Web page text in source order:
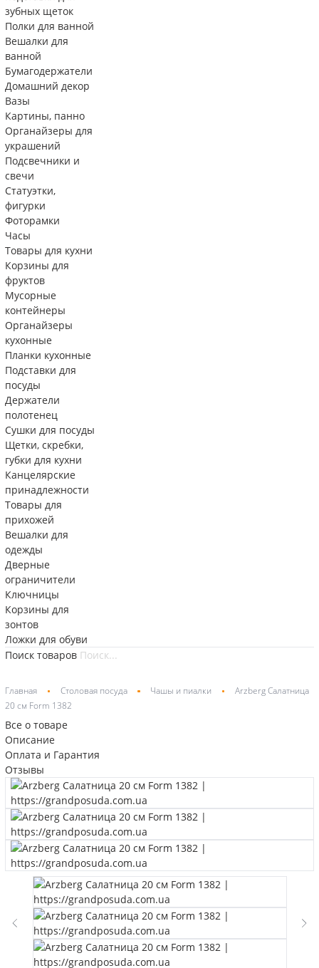
зубных щеток
Полки для ванной
Вешалки для
ванной
Бумагодержатели
Домашний декор
Вазы
Картины, панно
Органайзеры для
украшений
Подсвечники и
свечи
Статуэтки,
фигурки
Фоторамки
Часы
Товары для кухни
Корзины для
фруктов
Мусорные
контейнеры
Органайзеры
кухонные
Планки кухонные
Подставки для
посуды
Держатели
полотенец
Сушки для посуды
Щетки, скребки,
губки для кухни
Канцелярские
принадлежности
Товары для
прихожей
Вешалки для
одежды
Дверные
ограничители
Ключницы
Корзины для
зонтов
Ложки для обуви
Поиск товаров
Главная Столовая посуда Чашы и пиалки
Arzberg Салатница
20 см Form 1382
Все о товаре
Описание
Оплата и Гарантия
Отзывы